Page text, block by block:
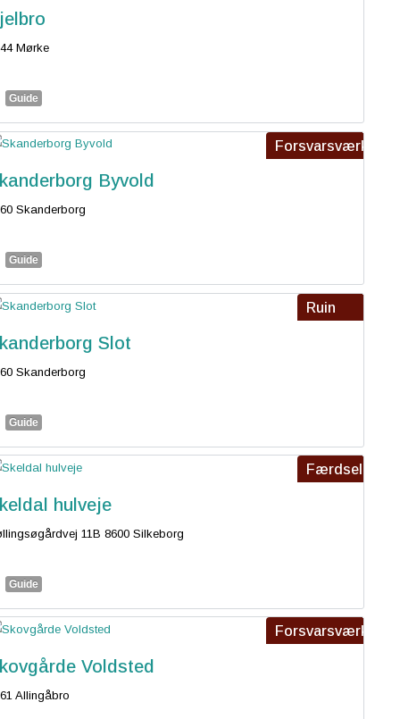
Mørke
Guide
Forsvarsværk
Byvold
Skanderborg
Guide
Ruin
Slot
Skanderborg
Guide
Færdsel
hulveje
11B 8600 Silkeborg
Guide
Forsvarsværk
Voldsted
Allingåbro